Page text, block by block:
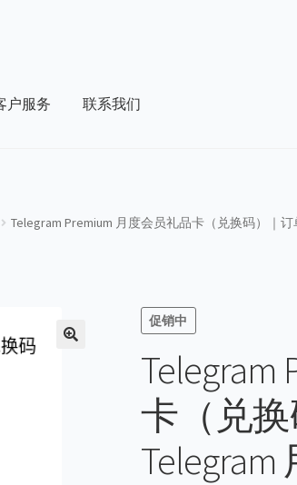
户服务 联系我们
Telegram Premium 月度会员礼品卡（兑换码）｜
促销中
卡（兑
Telegram